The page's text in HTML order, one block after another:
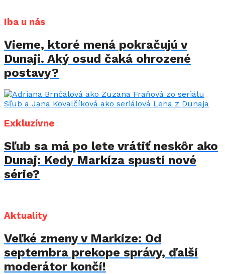
Iba u nás
Vieme, ktoré mená pokračujú v
Dunaji. Aký osud čaká ohrozené
postavy?
Exkluzívne
Sľub sa má po lete vrátiť neskôr ako
Dunaj: Kedy Markíza spustí nové
série?
Aktuality
Veľké zmeny v Markíze: Od
septembra prekope správy, ďalší
moderátor končí!